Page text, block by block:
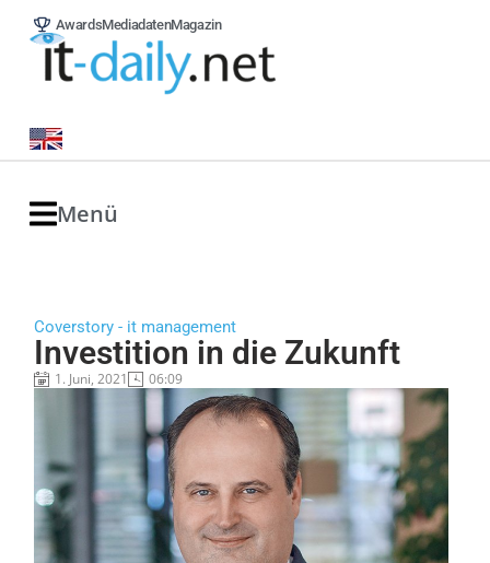
AwardsMediadatenMagazin
Menü
Coverstory - it management
Investition in die Zukunft
1. Juni, 2021 06:09